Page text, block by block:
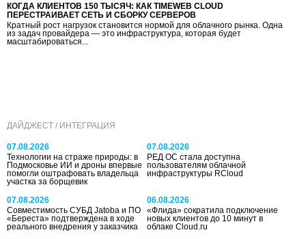
КОГДА КЛИЕНТОВ 150 ТЫСЯЧ: КАК TIMEWEB CLOUD
ПЕРЕСТРАИВАЕТ СЕТЬ И СБОРКУ СЕРВЕРОВ
Кратный рост нагрузок становится нормой для облачного рынка. Одна
из задач провайдера — это инфраструктура, которая будет
масштабироваться...
ДАЙДЖЕСТ / ИНТЕГРАЦИЯ
07.08.2026
Технологии на страже природы: в
Подмосковье ИИ и дроны впервые
помогли оштрафовать владельца
участка за борщевик
07.08.2026
РЕД ОС стала доступна
пользователям облачной
инфраструктуры RCloud
07.08.2026
Совместимость СУБД Jatoba и ПО
«Береста» подтверждена в ходе
реального внедрения у заказчика
06.08.2026
«Флида» сократила подключение
новых клиентов до 10 минут в
облаке Cloud.ru